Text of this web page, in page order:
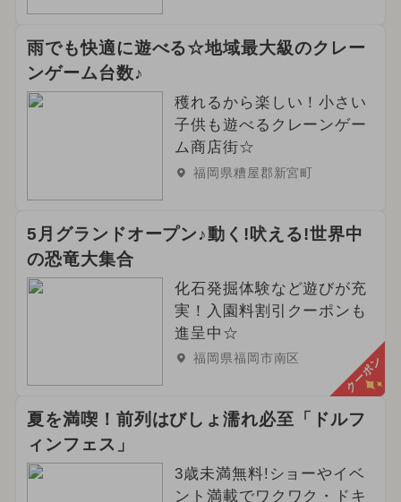
2026年5月のイベント
2024年3月のイベント
2024年4月のイベント
2026年2月のイベント
2026年3月のイベント クリスマス
2025年6月のイベント
イルミネーション
2024年5月のイベント
2026年4月のイベント
2026年6月のイベント
2024年6月のイベント
雨でも快適に遊べる☆地域最大級のクレー
ンゲーム台数♪
穫れるから楽しい！小さい
子供も遊べるクレーンゲー
ム商店街☆
福岡県糟屋郡新宮町
5月グランドオープン♪動く!吠える!世界中
の恐竜大集合
化石発掘体験など遊びが充
実！入園料割引クーポンも
進呈中☆
福岡県福岡市南区 クーポン
夏を満喫！前列はびしょ濡れ必至「ドルフ
ィンフェス」
3歳未満無料!ショーやイベ
ント満載でワクワク・ドキ